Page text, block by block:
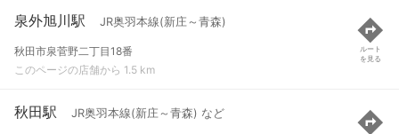
泉外旭川駅 JR奥羽本線(新庄～青森)
秋田市泉菅野二丁目18番
このページの店舗から 1.5 km
ルート
を見る
秋田駅 JR奥羽本線(新庄～青森) など